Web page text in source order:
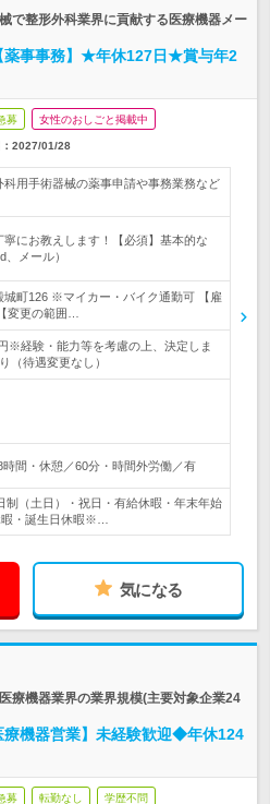
で整形外科業界に貢献する医療機器メー
薬事事務】★年休127日★賞与年2
募 女性のおしごと掲載中
2027/01/28
科用手術器械の薬事申請や事務業務など
にお教えします！【必須】基本的な
メール）
城町126 ※マイカー・バイク通勤可 【雇
変更の範囲…
※経験・能力等を考慮の上、決定しま
（待遇変更なし）
間・休憩／60分・時間外労働／有
制（土日）・祝日・有給休暇・年末年始
・誕生日休暇※…
気になる
療機器業界の業界規模(主要対象企業24
療機器営業】未経験歓迎◆年休124
募 転勤なし 学歴不問